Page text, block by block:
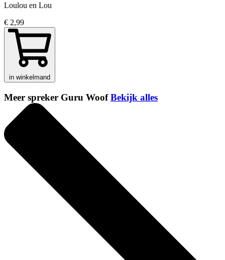
Loulou en Lou
€ 2,99
in winkelmand
Meer spreker Guru WoofBekijk alles